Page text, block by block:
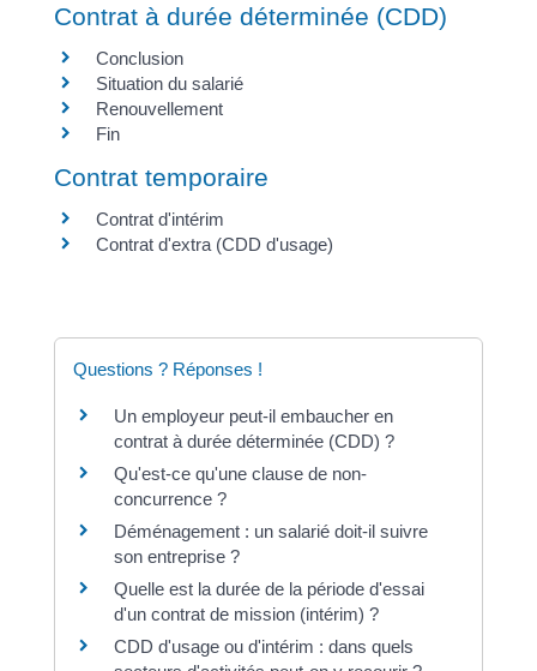
Contrat à durée déterminée (CDD)
Conclusion
Situation du salarié
Renouvellement
Fin
Contrat temporaire
Contrat d'intérim
Contrat d'extra (CDD d'usage)
Questions ? Réponses !
Un employeur peut-il embaucher en
contrat à durée déterminée (CDD) ?
Qu'est-ce qu'une clause de non-
concurrence ?
Déménagement : un salarié doit-il suivre
son entreprise ?
Quelle est la durée de la période d'essai
d'un contrat de mission (intérim) ?
CDD d'usage ou d'intérim : dans quels